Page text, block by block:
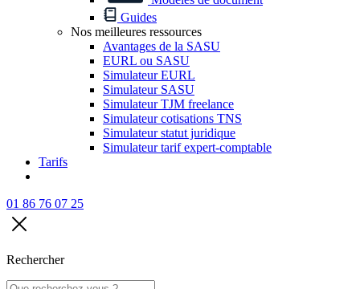
Guides
Nos meilleures ressources
Avantages de la SASU
EURL ou SASU
Simulateur EURL
Simulateur SASU
Simulateur TJM freelance
Simulateur cotisations TNS
Simulateur statut juridique
Simulateur tarif expert-comptable
Tarifs
01 86 76 07 25
Rechercher